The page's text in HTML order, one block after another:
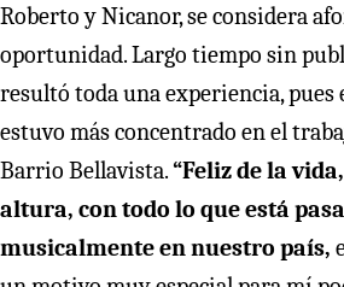
Roberto y Nicanor, se considera
oportunidad. Largo tiempo sin
resultó toda una experiencia, pues
estuvo más concentrado en el
Barrio Bellavista.“Feliz de la
altura, con todo lo que está
musicalmente en nuestro país,